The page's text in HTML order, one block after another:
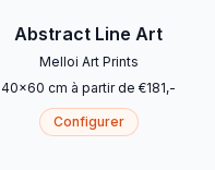
Abstract Line Art
Melloi Art Prints
40x60 cm à partir de €181,-
Configurer